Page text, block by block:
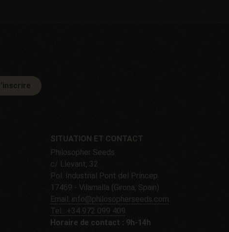
SITUATION ET CONTACT
Philosopher Seeds
c/ Llevant, 32
Pol. Industrial Pont del Príncep
17469 - Vilamalla (Girona, Spain)
Email: info@philosopherseeds.com
Tel.: +34 972 099 409
Horaire de contact : 9h-14h